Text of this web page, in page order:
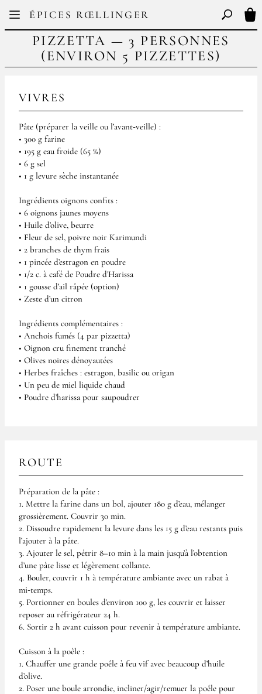
ÉPICES RŒLLINGER
FR EN Basculer
PIZZETTA — 3 PERSONNES
(ENVIRON 5 PIZZETTES)
VIVRES
Pâte (préparer la veille ou l’avant‑veille) :
• 300 g farine
• 195 g eau froide (65 %)
• 6 g sel
• 1 g levure sèche instantanée
Ingrédients oignons confits :
• 6 oignons jaunes moyens
• Huile d’olive, beurre
• Fleur de sel, poivre noir Karimundi
• 2 branches de thym frais
• 1 pincée d’estragon en poudre
• 1/2 c. à café de Poudre d’Harissa
• 1 gousse d’ail râpée (option)
• Zeste d’un citron
Ingrédients complémentaires :
• Anchois fumés (4 par pizzetta)
• Oignon cru finement tranché
• Olives noires dénoyautées
• Herbes fraîches : estragon, basilic ou origan
• Un peu de miel liquide chaud
• Poudre d’harissa pour saupoudrer
ROUTE
Préparation de la pâte :
1. Mettre la farine dans un bol, ajouter 180 g d’eau, mélanger
grossièrement. Couvrir 30 min.
2. Dissoudre rapidement la levure dans les 15 g d’eau restants puis
l’ajouter à la pâte.
3. Ajouter le sel, pétrir 8–10 min à la main jusqu’à l’obtention
d’une pâte lisse et légèrement collante.
4. Bouler, couvrir 1 h à température ambiante avec un rabat à
mi‑temps.
5. Portionner en boules d’environ 100 g, les couvrir et laisser
reposer au réfrigérateur 24 h.
6. Sortir 2 h avant cuisson pour revenir à température ambiante.
Cuisson à la poêle :
1. Chauffer une grande poêle à feu vif avec beaucoup d’huile
d’olive.
2. Poser une boule arrondie, incliner/agir/remuer la poêle pour